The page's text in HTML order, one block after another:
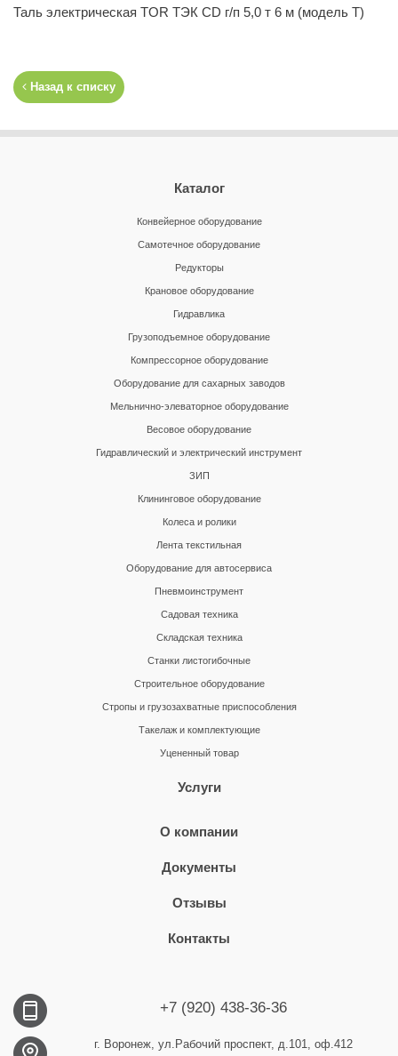
Таль электрическая TOR ТЭК CD г/п 5,0 т 6 м (модель T)
Назад к списку
Каталог
Конвейерное оборудование
Самотечное оборудование
Редукторы
Крановое оборудование
Гидравлика
Грузоподъемное оборудование
Компрессорное оборудование
Оборудование для сахарных заводов
Мельнично-элеваторное оборудование
Весовое оборудование
Гидравлический и электрический инструмент
ЗИП
Клининговое оборудование
Колеса и ролики
Лента текстильная
Оборудование для автосервиса
Пневмоинструмент
Садовая техника
Складская техника
Станки листогибочные
Строительное оборудование
Стропы и грузозахватные приспособления
Такелаж и комплектующие
Уцененный товар
Услуги
О компании
Документы
Отзывы
Контакты
+7 (920) 438-36-36
г. Воронеж, ул.Рабочий проспект, д.101, оф.412